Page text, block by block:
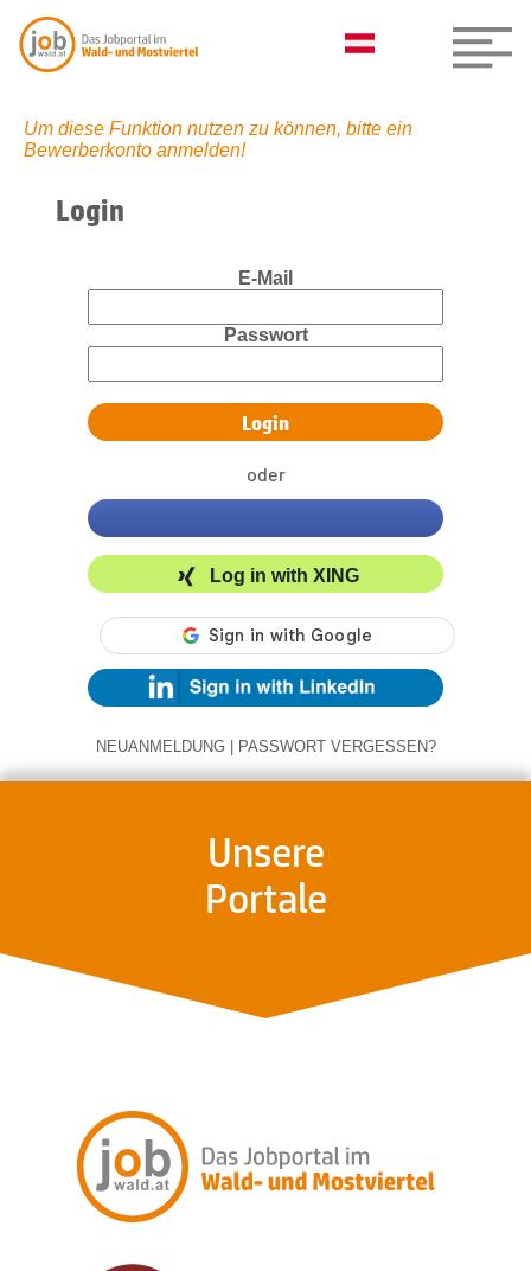
Um diese Funktion nutzen zu können, bitte ein
Bewerberkonto anmelden!
Login
E-Mail
Passwort
oder
Log in with XING
NEUANMELDUNG | PASSWORT VERGESSEN?
Unsere
Portale